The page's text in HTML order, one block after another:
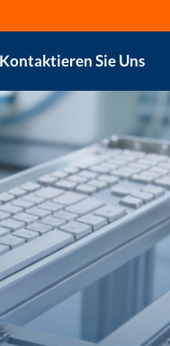
Kontaktieren Sie Uns